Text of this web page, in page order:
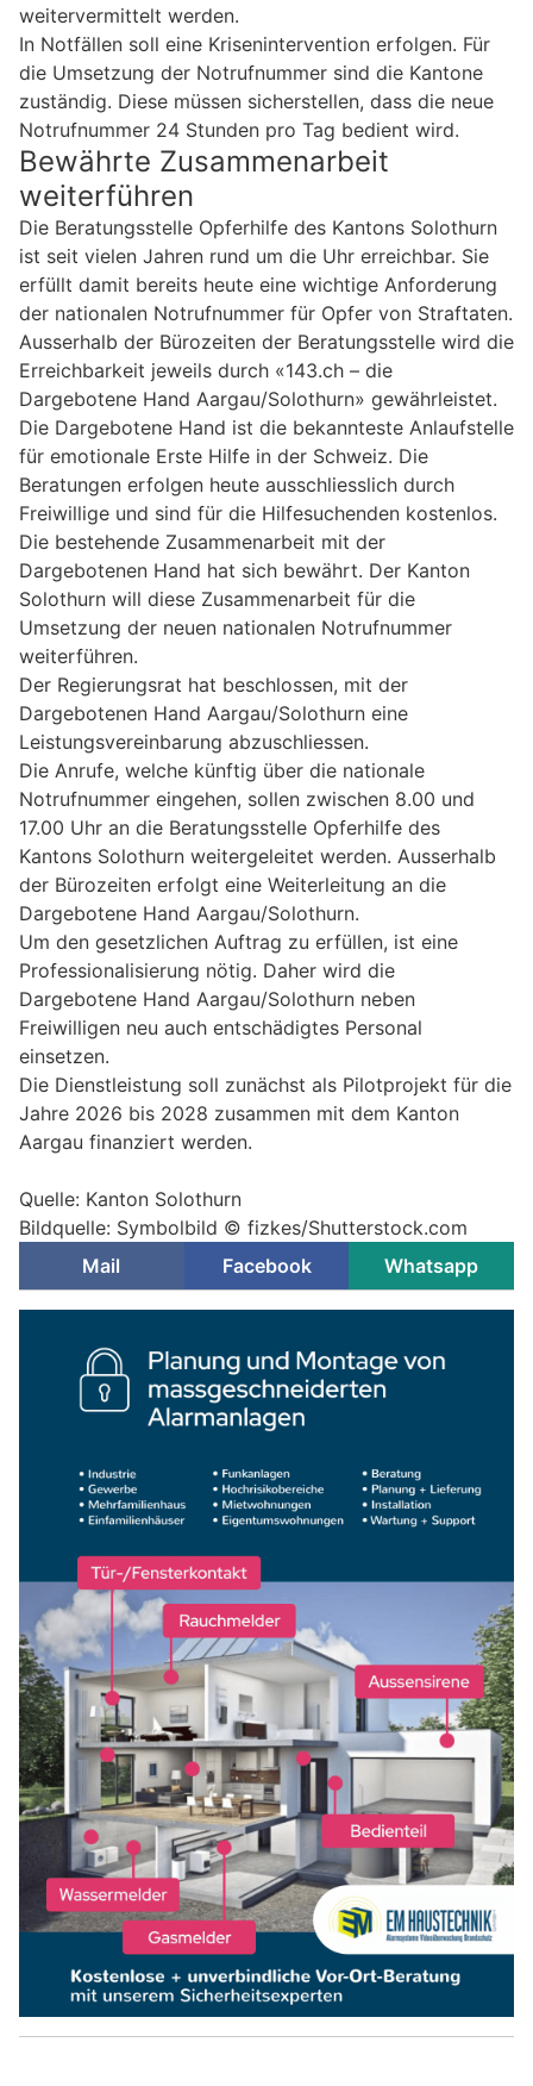
weitervermittelt werden.
In Notfällen soll eine Krisenintervention erfolgen. Für
die Umsetzung der Notrufnummer sind die Kantone
zuständig. Diese müssen sicherstellen, dass die neue
Notrufnummer 24 Stunden pro Tag bedient wird.
Bewährte Zusammenarbeit
weiterführen
Die Beratungsstelle Opferhilfe des Kantons Solothurn
ist seit vielen Jahren rund um die Uhr erreichbar. Sie
erfüllt damit bereits heute eine wichtige Anforderung
der nationalen Notrufnummer für Opfer von Straftaten.
Ausserhalb der Bürozeiten der Beratungsstelle wird die
Erreichbarkeit jeweils durch «143.ch – die
Dargebotene Hand Aargau/Solothurn» gewährleistet.
Die Dargebotene Hand ist die bekannteste Anlaufstelle
für emotionale Erste Hilfe in der Schweiz. Die
Beratungen erfolgen heute ausschliesslich durch
Freiwillige und sind für die Hilfesuchenden kostenlos.
Die bestehende Zusammenarbeit mit der
Dargebotenen Hand hat sich bewährt. Der Kanton
Solothurn will diese Zusammenarbeit für die
Umsetzung der neuen nationalen Notrufnummer
weiterführen.
Der Regierungsrat hat beschlossen, mit der
Dargebotenen Hand Aargau/Solothurn eine
Leistungsvereinbarung abzuschliessen.
Die Anrufe, welche künftig über die nationale
Notrufnummer eingehen, sollen zwischen 8.00 und
17.00 Uhr an die Beratungsstelle Opferhilfe des
Kantons Solothurn weitergeleitet werden. Ausserhalb
der Bürozeiten erfolgt eine Weiterleitung an die
Dargebotene Hand Aargau/Solothurn.
Um den gesetzlichen Auftrag zu erfüllen, ist eine
Professionalisierung nötig. Daher wird die
Dargebotene Hand Aargau/Solothurn neben
Freiwilligen neu auch entschädigtes Personal
einsetzen.
Die Dienstleistung soll zunächst als Pilotprojekt für die
Jahre 2026 bis 2028 zusammen mit dem Kanton
Aargau finanziert werden.
Quelle: Kanton Solothurn
Bildquelle: Symbolbild © fizkes/Shutterstock.com
Mail
Facebook Whatsapp